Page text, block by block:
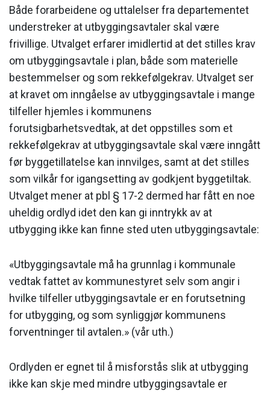
Både forarbeidene og uttalelser fra departementet
understreker at utbyggingsavtaler skal være
frivillige. Utvalget erfarer imidlertid at det stilles krav
om utbyggingsavtale i plan, både som materielle
bestemmelser og som rekkefølgekrav. Utvalget ser
at kravet om inngåelse av utbyggings­avtale i mange
tilfeller hjemles i kommunens
forutsigbarhetsvedtak, at det oppstilles som et
rekkefølgekrav at utbyggingsavtale skal være inngått
før byggetillatelse kan innvilges, samt at det stilles
som vilkår for igangsetting av godkjent byggetiltak.
Utvalget mener at pbl § 17-2 dermed har fått en noe
uheldig ordlyd idet den kan gi inntrykk av at
utbygging ikke kan finne sted uten utbyggingsavtale:
«Utbyggingsavtale må ha grunnlag i kommunale
vedtak fattet av kommune­styret selv som angir i
hvilke tilfeller utbyggingsavtale er en forutsetning
for utbygging, og som synliggjør kommunens
forventninger til avtalen.» (vår uth.)
Ordlyden er egnet til å misforstås slik at utbygging
ikke kan skje med mindre utbyggingsavtale er